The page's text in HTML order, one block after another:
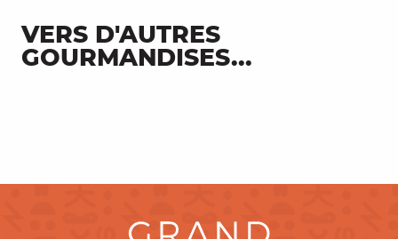
VERS D'AUTRES
GOURMANDISES...